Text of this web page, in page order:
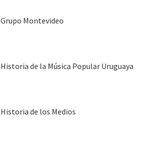
Grupo Montevideo
Historia de la Música Popular Uruguaya
Historia de los Medios